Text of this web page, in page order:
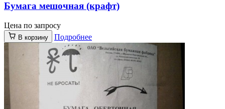
Бумага мешочная (крафт)
Цена по запросу
В корзину Подробнее